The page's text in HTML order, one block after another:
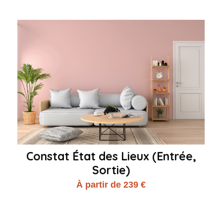
Constat État des Lieux (Entrée,
Sortie)
À partir de 239 €